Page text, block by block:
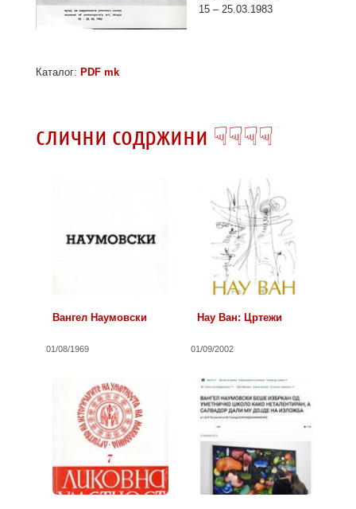
15 – 25.03.1983
Каталог: PDF mk
слични содржини ☟☟☟☟
Вангел Наумовски
01/08/1969
Нау Ван: Цртежи
01/09/2002